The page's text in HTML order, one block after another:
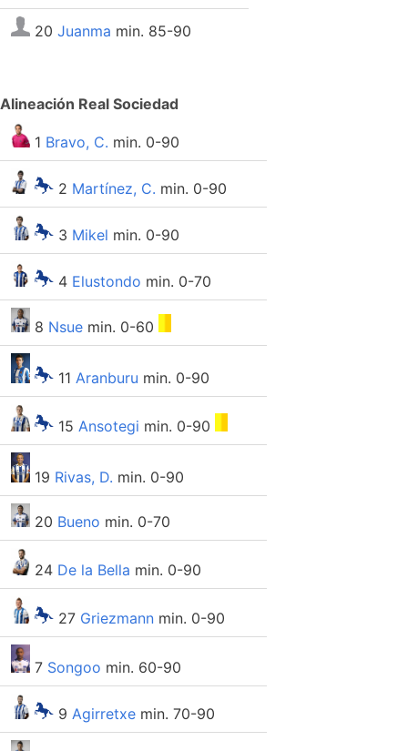
20 Juanma min. 85-90
Alineación Real Sociedad
1 Bravo, C. min. 0-90
2 Martínez, C. min. 0-90
3 Mikel min. 0-90
4 Elustondo min. 0-70
8 Nsue min. 0-60
11 Aranburu min. 0-90
15 Ansotegi min. 0-90
19 Rivas, D. min. 0-90
20 Bueno min. 0-70
24 De la Bella min. 0-90
27 Griezmann min. 0-90
7 Songoo min. 60-90
9 Agirretxe min. 70-90